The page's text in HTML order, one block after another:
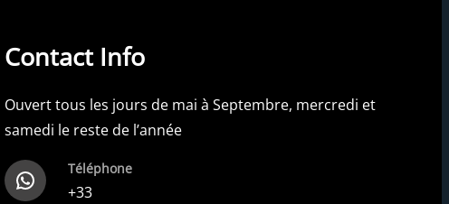
Contact Info
Ouvert tous les jours de mai à Septembre, mercredi et
samedi le reste de l’année
WhatsApp Téléphone
+33